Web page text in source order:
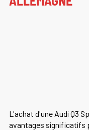
L'achat d'une Audi Q3
avantages significatifs